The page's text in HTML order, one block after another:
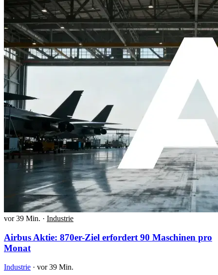
vor 39 Min. · Industrie
Airbus Aktie: 870er-Ziel erfordert 90 Maschinen pro
Monat
Industrie · vor 39 Min.